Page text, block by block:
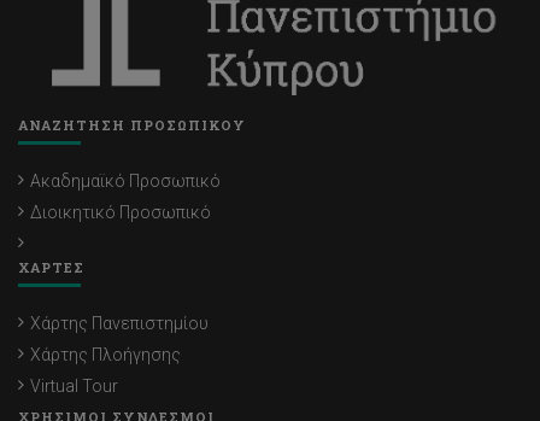
ΑΝΑΖΗΤΗΣΗ ΠΡΟΣΩΠΙΚΟΥ
Ακαδημαϊκό Προσωπικό
Διοικητικό Προσωπικό
ΧΑΡΤΕΣ
Χάρτης Πανεπιστημίου
Χάρτης Πλοήγησης
Virtual Tour
ΧΡΗΣΙΜΟΙ ΣΥΝΔΕΣΜΟΙ